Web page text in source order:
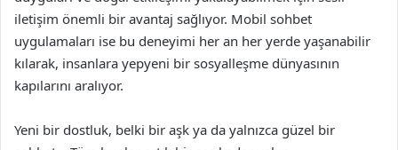
iletişim önemli bir avantaj sağlıyor. Mobil sohbet
uygulamaları ise bu deneyimi her an her yerde yaşanabilir
kılarak, insanlara yepyeni bir sosyalleşme dünyasının
kapılarını aralıyor.
Yeni bir dostluk, belki bir aşk ya da yalnızca güzel bir